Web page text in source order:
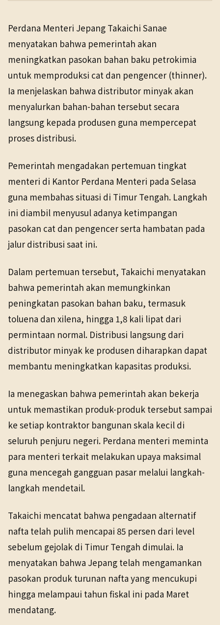
TANGGAL SUMBER
2 Jun 2026
Pranala sumber asli tidak lagi tersedia. Versi arsip
Perdana Menteri Jepang Takaichi Sanae
menyatakan bahwa pemerintah akan
meningkatkan pasokan bahan baku petrokimia
untuk memproduksi cat dan pengencer (thinner).
Ia menjelaskan bahwa distributor minyak akan
menyalurkan bahan-bahan tersebut secara
langsung kepada produsen guna mempercepat
proses distribusi.
Pemerintah mengadakan pertemuan tingkat
menteri di Kantor Perdana Menteri pada Selasa
guna membahas situasi di Timur Tengah. Langkah
ini diambil menyusul adanya ketimpangan
pasokan cat dan pengencer serta hambatan pada
jalur distribusi saat ini.
Dalam pertemuan tersebut, Takaichi menyatakan
bahwa pemerintah akan memungkinkan
peningkatan pasokan bahan baku, termasuk
toluena dan xilena, hingga 1,8 kali lipat dari
permintaan normal. Distribusi langsung dari
distributor minyak ke produsen diharapkan dapat
membantu meningkatkan kapasitas produksi.
Ia menegaskan bahwa pemerintah akan bekerja
untuk memastikan produk-produk tersebut sampai
ke setiap kontraktor bangunan skala kecil di
seluruh penjuru negeri. Perdana menteri meminta
para menteri terkait melakukan upaya maksimal
guna mencegah gangguan pasar melalui langkah-
langkah mendetail.
Takaichi mencatat bahwa pengadaan alternatif
nafta telah pulih mencapai 85 persen dari level
sebelum gejolak di Timur Tengah dimulai. Ia
menyatakan bahwa Jepang telah mengamankan
pasokan produk turunan nafta yang mencukupi
hingga melampaui tahun fiskal ini pada Maret
mendatang.